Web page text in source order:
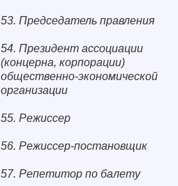
53. Председатель правления
54. Президент ассоциации
(концерна, корпорации)
общественно-экономической
организации
55. Режиссер
56. Режиссер-постановщик
57. Репетитор по балету